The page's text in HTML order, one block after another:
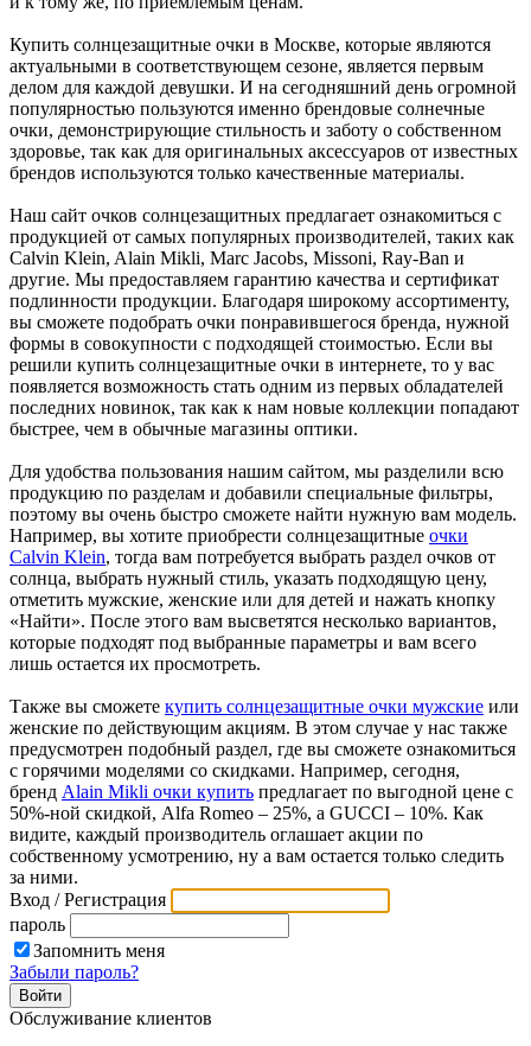
Купить солнцезащитные очки в Москве, которые являются
актуальными в соответствующем сезоне, является первым
делом для каждой девушки. И на сегодняшний день огромной
популярностью пользуются именно брендовые солнечные
очки, демонстрирующие стильность и заботу о собственном
здоровье, так как для оригинальных аксессуаров от известных
брендов используются только качественные материалы.
Наш сайт очков солнцезащитных предлагает ознакомиться с
продукцией от самых популярных производителей, таких как
Calvin Klein, Alain Mikli, Marc Jacobs, Missoni, Ray-Ban и
другие. Мы предоставляем гарантию качества и сертификат
подлинности продукции. Благодаря широкому ассортименту,
вы сможете подобрать очки понравившегося бренда, нужной
формы в совокупности с подходящей стоимостью. Если вы
решили купить солнцезащитные очки в интернете, то у вас
появляется возможность стать одним из первых обладателей
последних новинок, так как к нам новые коллекции попадают
быстрее, чем в обычные магазины оптики.
Для удобства пользования нашим сайтом, мы разделили всю
продукцию по разделам и добавили специальные фильтры,
поэтому вы очень быстро сможете найти нужную вам модель.
Например, вы хотите приобрести солнцезащитные очки
Calvin Klein, тогда вам потребуется выбрать раздел очков от
солнца, выбрать нужный стиль, указать подходящую цену,
отметить мужские, женские или для детей и нажать кнопку
«Найти». После этого вам высветятся несколько вариантов,
которые подходят под выбранные параметры и вам всего
лишь остается их просмотреть.
Также вы сможете купить солнцезащитные очки мужские или
женские по действующим акциям. В этом случае у нас также
предусмотрен подобный раздел, где вы сможете ознакомиться
с горячими моделями со скидками. Например, сегодня,
бренд Аlain Мikli очки купить предлагает по выгодной цене с
50%-ной скидкой, Alfa Romeo – 25%, а GUCCI – 10%. Как
видите, каждый производитель оглашает акции по
собственному усмотрению, ну а вам остается только следить
за ними.
Вход / Регистрация
пароль
Запомнить меня
Забыли пароль?
Обслуживание клиентов